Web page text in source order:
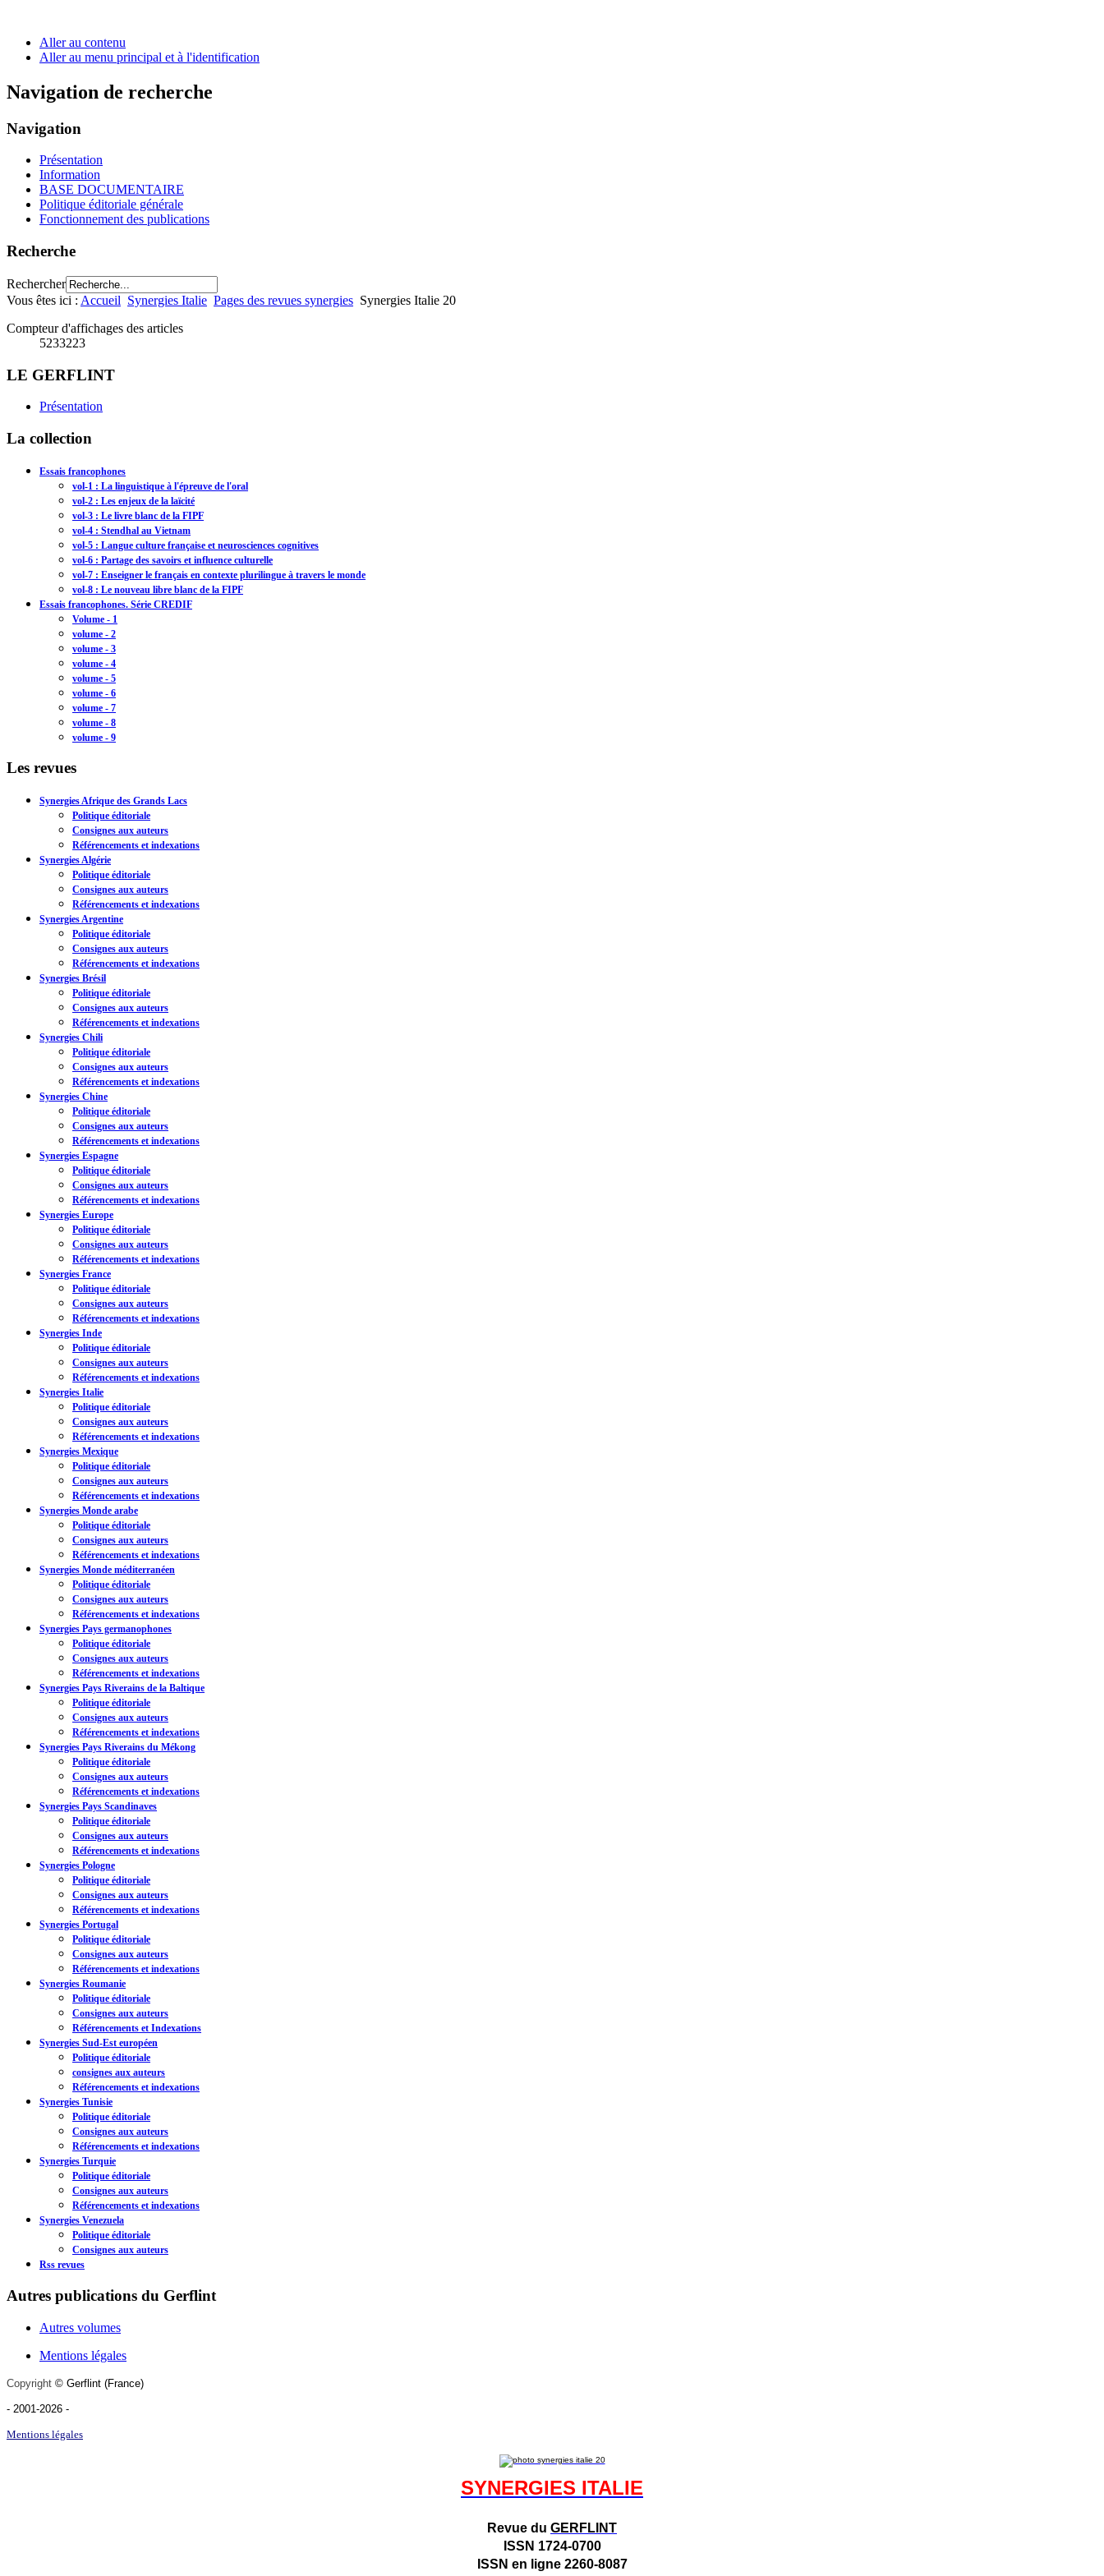
Aller au contenu
Aller au menu principal et à l'identification
Navigation de recherche
Navigation
Présentation
Information
BASE DOCUMENTAIRE
Politique éditoriale générale
Fonctionnement des publications
Recherche
Rechercher
Vous êtes ici : Accueil Synergies Italie Pages des revues synergies Synergies Italie 20
Compteur d'affichages des articles
5233223
LE GERFLINT
Présentation
La collection
Essais francophones
vol-1 : La linguistique à l'épreuve de l'oral
vol-2 : Les enjeux de la laïcité
vol-3 : Le livre blanc de la FIPF
vol-4 : Stendhal au Vietnam
vol-5 : Langue culture française et neurosciences cognitives
vol-6 : Partage des savoirs et influence culturelle
vol-7 : Enseigner le français en contexte plurilingue à travers le monde
vol-8 : Le nouveau libre blanc de la FIPF
Essais francophones. Série CREDIF
Volume - 1
volume - 2
volume - 3
volume - 4
volume - 5
volume - 6
volume - 7
volume - 8
volume - 9
Les revues
Synergies Afrique des Grands Lacs
Politique éditoriale
Consignes aux auteurs
Référencements et indexations
Synergies Algérie
Politique éditoriale
Consignes aux auteurs
Référencements et indexations
Synergies Argentine
Politique éditoriale
Consignes aux auteurs
Référencements et indexations
Synergies Brésil
Politique éditoriale
Consignes aux auteurs
Référencements et indexations
Synergies Chili
Politique éditoriale
Consignes aux auteurs
Référencements et indexations
Synergies Chine
Politique éditoriale
Consignes aux auteurs
Référencements et indexations
Synergies Espagne
Politique éditoriale
Consignes aux auteurs
Référencements et indexations
Synergies Europe
Politique éditoriale
Consignes aux auteurs
Référencements et indexations
Synergies France
Politique éditoriale
Consignes aux auteurs
Référencements et indexations
Synergies Inde
Politique éditoriale
Consignes aux auteurs
Référencements et indexations
Synergies Italie
Politique éditoriale
Consignes aux auteurs
Référencements et indexations
Synergies Mexique
Politique éditoriale
Consignes aux auteurs
Référencements et indexations
Synergies Monde arabe
Politique éditoriale
Consignes aux auteurs
Référencements et indexations
Synergies Monde méditerranéen
Politique éditoriale
Consignes aux auteurs
Référencements et indexations
Synergies Pays germanophones
Politique éditoriale
Consignes aux auteurs
Référencements et indexations
Synergies Pays Riverains de la Baltique
Politique éditoriale
Consignes aux auteurs
Référencements et indexations
Synergies Pays Riverains du Mékong
Politique éditoriale
Consignes aux auteurs
Référencements et indexations
Synergies Pays Scandinaves
Politique éditoriale
Consignes aux auteurs
Référencements et indexations
Synergies Pologne
Politique éditoriale
Consignes aux auteurs
Référencements et indexations
Synergies Portugal
Politique éditoriale
Consignes aux auteurs
Référencements et indexations
Synergies Roumanie
Politique éditoriale
Consignes aux auteurs
Référencements et Indexations
Synergies Sud-Est européen
Politique éditoriale
consignes aux auteurs
Référencements et indexations
Synergies Tunisie
Politique éditoriale
Consignes aux auteurs
Référencements et indexations
Synergies Turquie
Politique éditoriale
Consignes aux auteurs
Référencements et indexations
Synergies Venezuela
Politique éditoriale
Consignes aux auteurs
Rss revues
Autres publications du Gerflint
Autres volumes
Mentions légales
Copyright © Gerflint (France)
- 2001-2026 -
Mentions légales
SYNERGIES ITALIE
Revue du GERFLINT
ISSN 1724-0700
ISSN en ligne 2260-8087